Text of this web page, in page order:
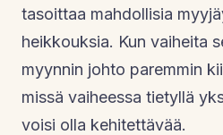
tasoittaa mahdollisia
heikkouksia. Kun vaiheita
myynnin johto paremmin
missä vaiheessa tietyllä
voisi olla kehitettävää.